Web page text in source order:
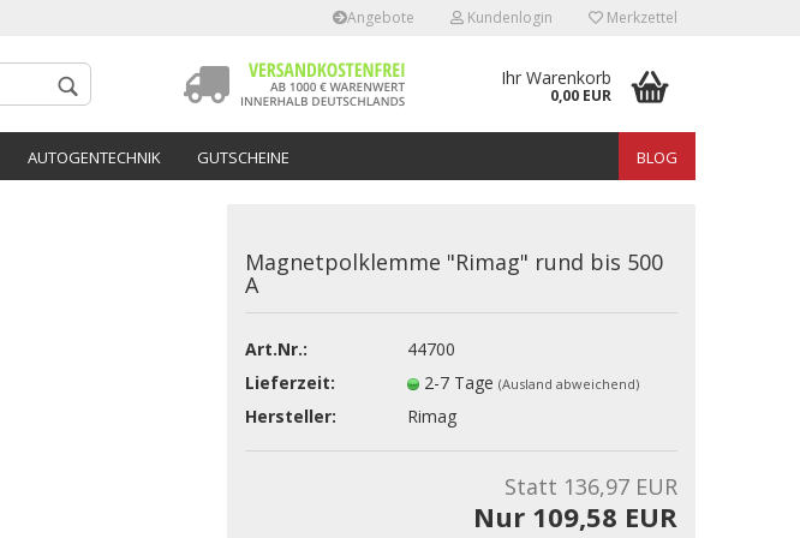
Angebote Kundenlogin
Konto erstellen
Passwort vergessen?
Merkzettel
Ihr Warenkorb
0,00 EUR
AUTOGENTECHNIK GUTSCHEINE BLOG
Magnetpolklemme "Rimag" rund bis 500
A
Art.Nr.:
44700
Lieferzeit:
2-7 Tage (Ausland abweichend)
Hersteller: Rimag
Statt 136,97 EUR
Nur 109,58 EUR